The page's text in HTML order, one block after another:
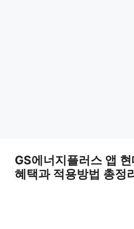
GS에너지플러스 앱
혜택과 적용방법 총정